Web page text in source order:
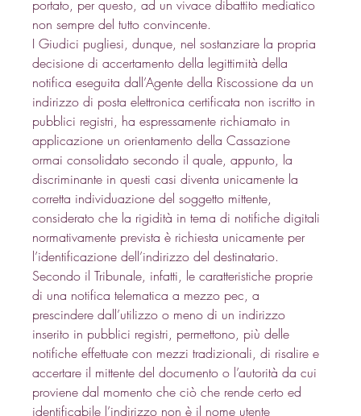
portato, per questo, ad un vivace dibattito mediatico
non sempre del tutto convincente.
I Giudici pugliesi, dunque, nel sostanziare la propria
decisione di accertamento della legittimità della
notifica eseguita dall’Agente della Riscossione da un
indirizzo di posta elettronica certificata non iscritto in
pubblici registri, ha espressamente richiamato in
applicazione un orientamento della Cassazione
ormai consolidato secondo il quale, appunto, la
discriminante in questi casi diventa unicamente la
corretta individuazione del soggetto mittente,
considerato che la rigidità in tema di notifiche digitali
normativamente prevista è richiesta unicamente per
l’identificazione dell’indirizzo del destinatario.
Secondo il Tribunale, infatti, le caratteristiche proprie
di una notifica telematica a mezzo pec, a
prescindere dall’utilizzo o meno di un indirizzo
inserito in pubblici registri, permettono, più delle
notifiche effettuate con mezzi tradizionali, di risalire e
accertare il mittente del documento o l’autorità da cui
proviene dal momento che ciò che rende certo ed
identificabile l’indirizzo non è il nome utente